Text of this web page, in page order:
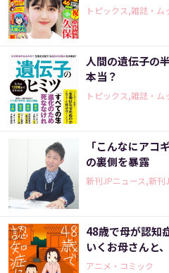
トピックス,雑誌・ム
人間の遺伝子の
本当？
トピックス,雑誌・ム
「こんなにアコ
の裏側を暴露
新刊JPニュース,新刊
48歳で母が認知
いくお母さんと
アニメ・コミック